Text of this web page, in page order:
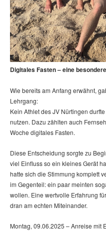
Digitales Fasten – eine
Wie bereits am Anfang erwähnt,
Lehrgang:
Kein Athlet des JV Nürtingen
nutzen. Dazu zählten auch
Woche digitales Fasten.
Diese Entscheidung sorgte zu
viel Einfluss so ein kleines Gerät
hatte sich die Stimmung komplett
im Gegenteil: ein paar meinten
wollen. Eine wertvolle Erfahrung
dran am echten Miteinander.
Montag, 09.06.2025 – Anreise mit